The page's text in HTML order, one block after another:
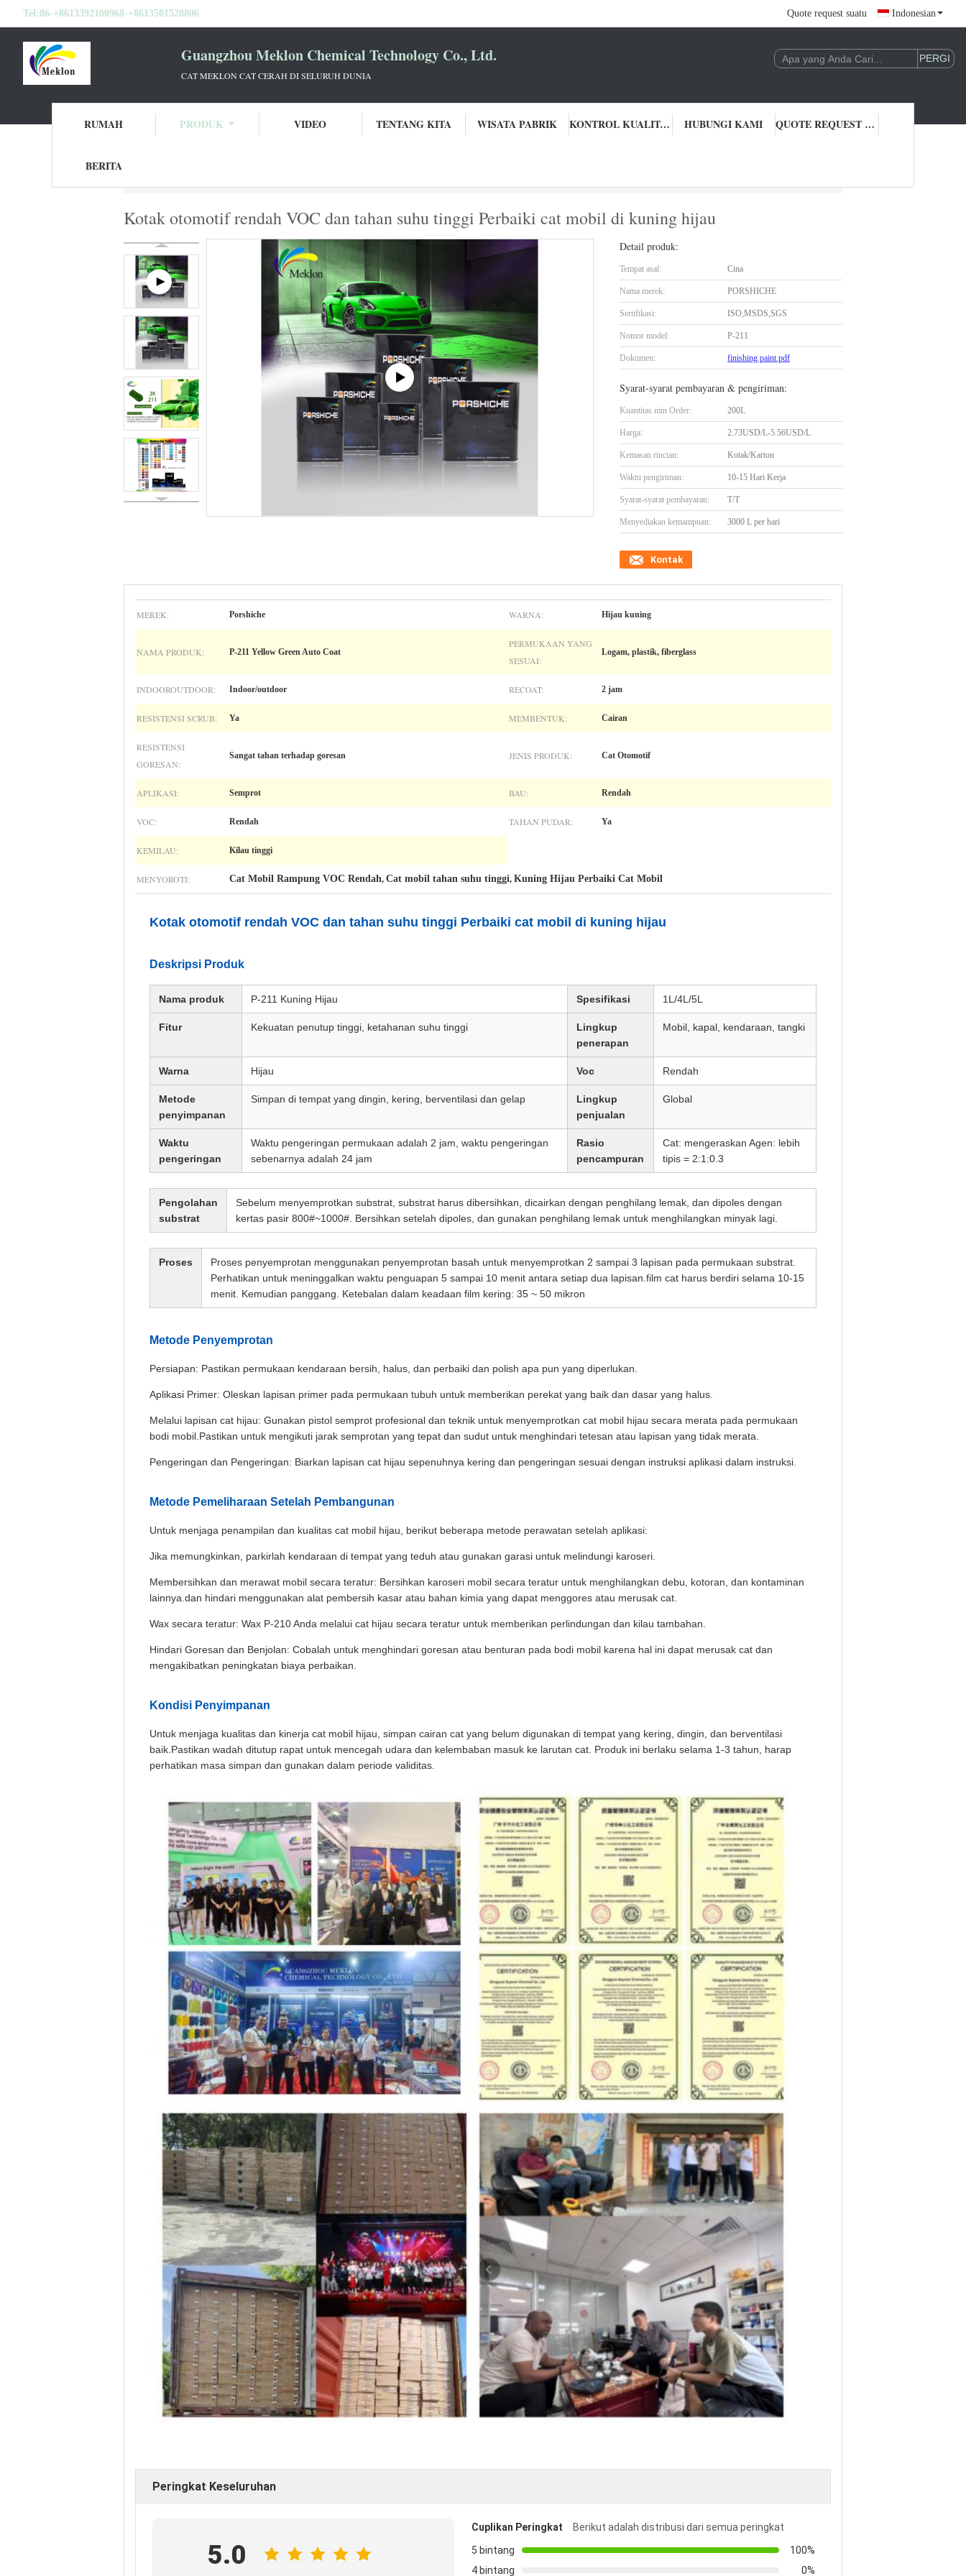
Tel:86-+8613392100968-+8613501528806 Quote request suatu Indonesian
Guangzhou Meklon Chemical Technology Co., Ltd.
CAT MEKLON CAT CERAH DI SELURUH DUNIA
RUMAH PRODUK VIDEO TENTANG KITA WISATA PABRIK KONTROL KUALITAS HUBUNGI KAMI QUOTE REQUEST SUATU
BERITA
Kotak otomotif rendah VOC dan tahan suhu tinggi Perbaiki cat mobil di kuning hijau
Detail produk:
Tempat asal: Cina
Nama merek: PORSHICHE
Sertifikasi: ISO,MSDS,SGS
Nomor model: P-211
Dokumen: finishing paint.pdf
Syarat-syarat pembayaran & pengiriman:
Kuantitas min Order: 200L
Harga: 2.73USD/L-5.56USD/L
Kemasan rincian: Kotak/Karton
Waktu pengiriman: 10-15 Hari Kerja
Syarat-syarat pembayaran: T/T
Menyediakan kemampuan: 3000 L per hari
Kontak
MEREK: Porshiche WARNA: Hijau kuning
NAMA PRODUK: P-211 Yellow Green Auto Coat
PERMUKAAN YANG
SESUAI:
Logam, plastik, fiberglass
INDOOROUTDOOR: Indoor/outdoor RECOAT: 2 jam
RESISTENSI SCRUB: Ya MEMBENTUK: Cairan
RESISTENSI
GORESAN:
Sangat tahan terhadap goresan JENIS PRODUK: Cat Otomotif
APLIKASI: Semprot BAU: Rendah
VOC: Rendah TAHAN PUDAR: Ya
KEMILAU: Kilau tinggi
MENYOROTI: Cat Mobil Rampung VOC Rendah, Cat mobil tahan suhu tinggi, Kuning Hijau Perbaiki Cat Mobil
Kotak otomotif rendah VOC dan tahan suhu tinggi Perbaiki cat mobil di kuning hijau
Deskripsi Produk
Nama produk P-211 Kuning Hijau Spesifikasi 1L/4L/5L
Fitur Kekuatan penutup tinggi, ketahanan suhu tinggi
Lingkup
penerapan
Mobil, kapal, kendaraan, tangki
Warna Hijau Voc Rendah
Metode
penyimpanan
Simpan di tempat yang dingin, kering, berventilasi dan gelap
Lingkup
penjualan
Global
Waktu
pengeringan
Waktu pengeringan permukaan adalah 2 jam, waktu pengeringan
sebenarnya adalah 24 jam
Rasio
pencampuran
Cat: mengeraskan Agen: lebih
tipis = 2:1:0.3
Pengolahan
substrat
Sebelum menyemprotkan substrat, substrat harus dibersihkan, dicairkan dengan penghilang lemak, dan dipoles dengan
kertas pasir 800#~1000#. Bersihkan setelah dipoles, dan gunakan penghilang lemak untuk menghilangkan minyak lagi.
Proses
Proses penyemprotan menggunakan penyemprotan basah untuk menyemprotkan 2 sampai 3 lapisan pada permukaan substrat.
Perhatikan untuk meninggalkan waktu penguapan 5 sampai 10 menit antara setiap dua lapisan.film cat harus berdiri selama 10-15
menit. Kemudian panggang. Ketebalan dalam keadaan film kering: 35 ~ 50 mikron
Metode Penyemprotan
Persiapan: Pastikan permukaan kendaraan bersih, halus, dan perbaiki dan polish apa pun yang diperlukan.
Aplikasi Primer: Oleskan lapisan primer pada permukaan tubuh untuk memberikan perekat yang baik dan dasar yang halus.
Melalui lapisan cat hijau: Gunakan pistol semprot profesional dan teknik untuk menyemprotkan cat mobil hijau secara merata pada permukaan
bodi mobil.Pastikan untuk mengikuti jarak semprotan yang tepat dan sudut untuk menghindari tetesan atau lapisan yang tidak merata.
Pengeringan dan Pengeringan: Biarkan lapisan cat hijau sepenuhnya kering dan pengeringan sesuai dengan instruksi aplikasi dalam instruksi.
Metode Pemeliharaan Setelah Pembangunan
Untuk menjaga penampilan dan kualitas cat mobil hijau, berikut beberapa metode perawatan setelah aplikasi:
Jika memungkinkan, parkirlah kendaraan di tempat yang teduh atau gunakan garasi untuk melindungi karoseri.
Membersihkan dan merawat mobil secara teratur: Bersihkan karoseri mobil secara teratur untuk menghilangkan debu, kotoran, dan kontaminan
lainnya.dan hindari menggunakan alat pembersih kasar atau bahan kimia yang dapat menggores atau merusak cat.
Wax secara teratur: Wax P-210 Anda melalui cat hijau secara teratur untuk memberikan perlindungan dan kilau tambahan.
Hindari Goresan dan Benjolan: Cobalah untuk menghindari goresan atau benturan pada bodi mobil karena hal ini dapat merusak cat dan
mengakibatkan peningkatan biaya perbaikan.
Kondisi Penyimpanan
Untuk menjaga kualitas dan kinerja cat mobil hijau, simpan cairan cat yang belum digunakan di tempat yang kering, dingin, dan berventilasi
baik.Pastikan wadah ditutup rapat untuk mencegah udara dan kelembaban masuk ke larutan cat. Produk ini berlaku selama 1-3 tahun, harap
perhatikan masa simpan dan gunakan dalam periode validitas.
Peringkat Keseluruhan
5.0
Cuplikan Peringkat
Berikut adalah distribusi dari semua peringkat
5 bintang
100%
4 bintang
0%